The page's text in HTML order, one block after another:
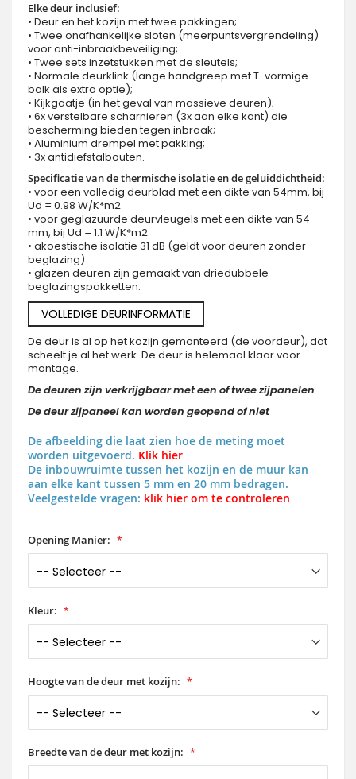
Elke deur inclusief:
• Deur en het kozijn met twee pakkingen;
• Twee onafhankelijke sloten (meerpuntsvergrendeling)
voor anti-inbraakbeveiliging;
• Twee sets inzetstukken met de sleutels;
• Normale deurklink (lange handgreep met T-vormige
balk als extra optie);
• Kijkgaatje (in het geval van massieve deuren);
• 6x verstelbare scharnieren (3x aan elke kant) die
bescherming bieden tegen inbraak;
• Aluminium drempel met pakking;
• 3x antidiefstalbouten.
Specificatie van de thermische isolatie en de geluiddichtheid:
• voor een volledig deurblad met een dikte van 54mm, bij
Ud = 0.98 W/K*m2
• voor geglazuurde deurvleugels met een dikte van 54
mm, bij Ud = 1.1 W/K*m2
• akoestische isolatie 31 dB (geldt voor deuren zonder
beglazing)
• glazen deuren zijn gemaakt van driedubbele
beglazingspakketten.
VOLLEDIGE DEURINFORMATIE
De deur is al op het kozijn gemonteerd (de voordeur), dat
scheelt je al het werk. De deur is helemaal klaar voor
montage.
De deuren zijn verkrijgbaar met een of twee zijpanelen
De deur zijpaneel kan worden geopend of niet
De afbeelding die laat zien hoe de meting moet
worden uitgevoerd. Klik hier
De inbouwruimte tussen het kozijn en de muur kan
aan elke kant tussen 5 mm en 20 mm bedragen.
Veelgestelde vragen: klik hier om te controleren
Opening Manier:
Kleur:
Hoogte van de deur met kozijn:
Breedte van de deur met kozijn: